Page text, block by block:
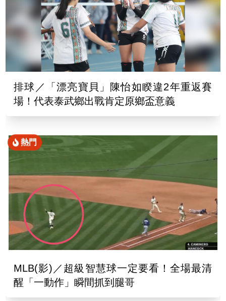
排球／「漂亮寶貝」陳怡如睽違2年重返賽
場！代表泰武鄉出戰肯定原鄉盃意義
熱門
MLB(影)／超級智慧球一定要看！全場最清
醒「一動作」瞬間抓到腿哥